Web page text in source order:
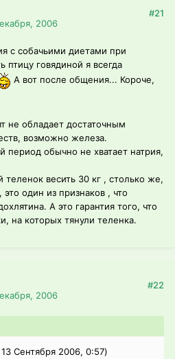
2006
#21
с собачьими диетами при
птицу говядиной я всегда
А вот после общения... Короче,
не обладает достаточным
возможно железа.
период обычно не хватает натрия,
весить 30 кг , столько же,
один из признаков , что
А это гарантия того, что
на которых тянули теленка.
2006
#22
Сентября 2006, 0:57)